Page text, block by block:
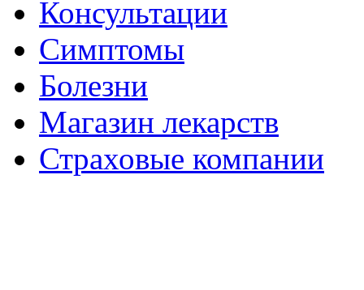
Консультации
Симптомы
Болезни
Магазин лекарств
Страховые компании